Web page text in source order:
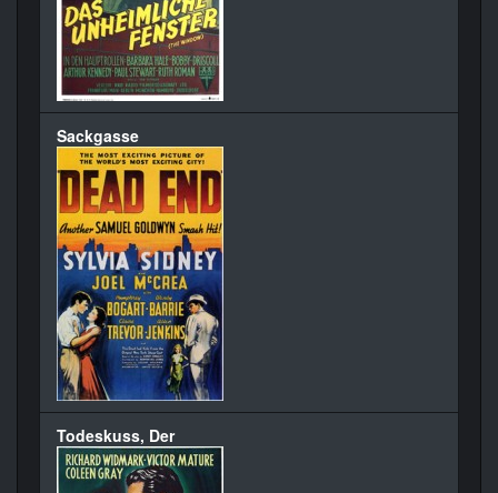
Sackgasse
Todeskuss, Der